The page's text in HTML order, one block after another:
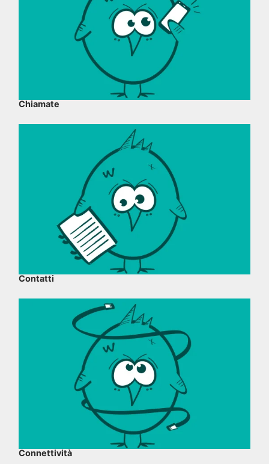
Chiamate
Contatti
Connettività